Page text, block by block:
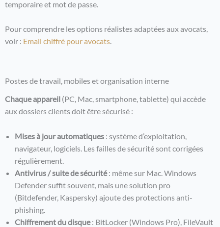
temporaire et mot de passe.
Pour comprendre les options réalistes adaptées aux avocats,
voir : Email chiffré pour avocats.
Postes de travail, mobiles et organisation interne
Chaque appareil (PC, Mac, smartphone, tablette) qui accède
aux dossiers clients doit être sécurisé :
Mises à jour automatiques : système d’exploitation,
navigateur, logiciels. Les failles de sécurité sont corrigées
régulièrement.
Antivirus / suite de sécurité: même sur Mac. Windows
Defender suffit souvent, mais une solution pro
(Bitdefender, Kaspersky) ajoute des protections anti-
phishing.
Chiffrement du disque: BitLocker (Windows Pro), FileVault